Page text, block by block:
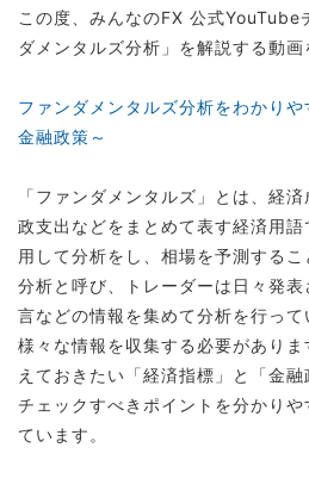
この度、みんなのFX 公式YouTube
ダメンタルズ分析」を解説する動画
ファンダメンタルズ分析をわかりや
金融政策～
「ファンダメンタルズ」とは、経
政支出などをまとめて表す経済用
用して分析をし、相場を予測する
分析と呼び、トレーダーは日々発
言などの情報を集めて分析を行って
様々な情報を収集する必要があり
えておきたい「経済指標」と「金
チェックすべきポイントを分かり
ています。